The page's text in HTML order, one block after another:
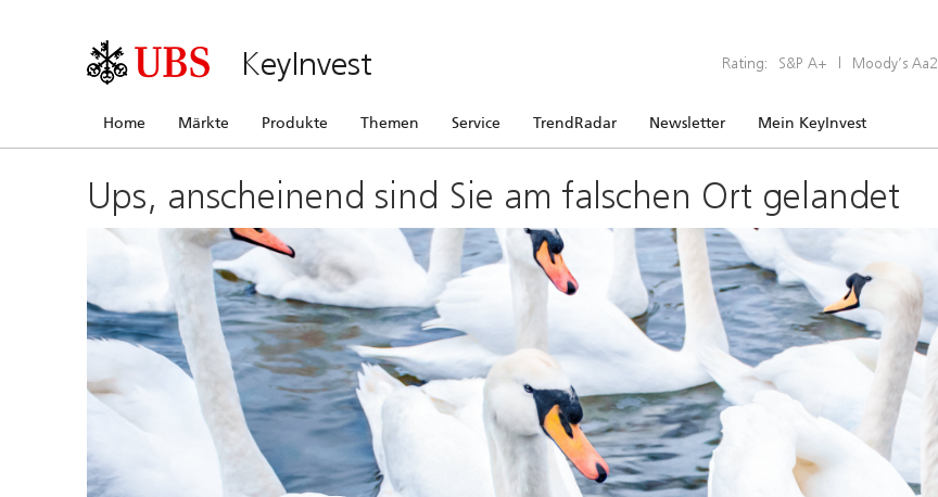
KeyInvest Rating: S&P A+ | Moody’s Aa2
Home Märkte Produkte Themen Service TrendRadar Newsletter Mein KeyInvest
Ups, anscheinend sind Sie am falschen Ort gelandet